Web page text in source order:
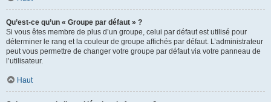
Qu’est-ce qu’un « Groupe par défaut » ?
Si vous êtes membre de plus d’un groupe, celui par défaut est utilisé pour
déterminer le rang et la couleur de groupe affichés par défaut. L’administrateur
peut vous permettre de changer votre groupe par défaut via votre panneau de
l’utilisateur.
Haut